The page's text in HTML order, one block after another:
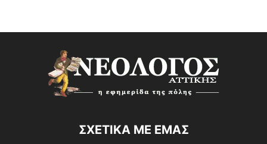
ΣΧΕΤΙΚΑ ΜΕ ΕΜΑΣ